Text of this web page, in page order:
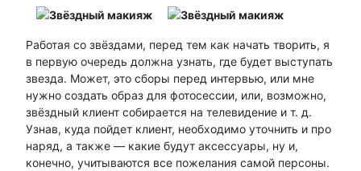
Работая со звёздами, перед тем как начать творить, я
в первую очередь должна узнать, где будет выступать
звезда. Может, это сборы перед интервью, или мне
нужно создать образ для фотосессии, или, возможно,
звёздный клиент собирается на телевидение и т. д.
Узнав, куда пойдет клиент, необходимо уточнить и про
наряд, а также — какие будут аксессуары, ну и,
конечно, учитываются все пожелания самой персоны.